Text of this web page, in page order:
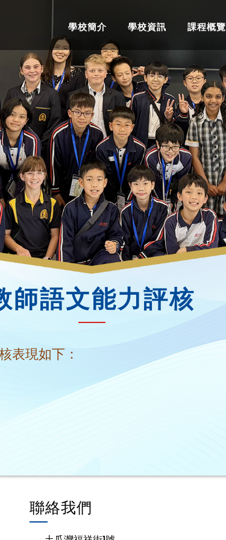
學校簡介 學校資訊 課程概覽
師語文能力評核
表現如下：
聯絡我們